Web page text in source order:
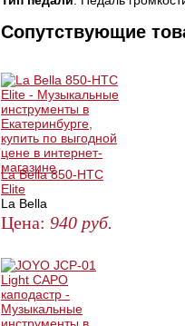
Сопутствующие
La Bella 850-HTC
Elite
La Bella
Цена: 940 руб.